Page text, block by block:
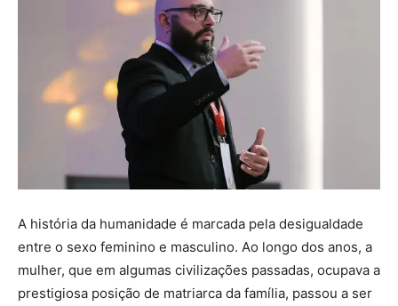
A história da humanidade é marcada pela desigualdade
entre o sexo feminino e masculino. Ao longo dos anos, a
mulher, que em algumas civilizações passadas, ocupava a
prestigiosa posição de matriarca da família, passou a ser